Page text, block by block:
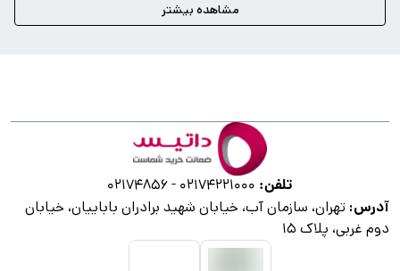
مشاهده بیشتر
تلفن: 02174221000
-
02174856
آدرس: تهران، سازمان آب، خیابان شهید برادران باباییان، خیابان
دوم غربی، پلاک ۱۵